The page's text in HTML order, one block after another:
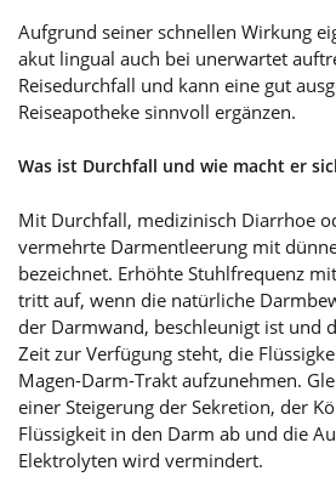
Aufgrund seiner schnellen Wirkung
akut lingual auch bei unerwartet
Reisedurchfall und kann eine gut
Reiseapotheke sinnvoll ergänzen.
Was ist Durchfall und wie macht er
Mit Durchfall, medizinisch Diarrhoe
vermehrte Darmentleerung mit
bezeichnet. Erhöhte Stuhlfrequenz
tritt auf, wenn die natürliche
der Darmwand, beschleunigt ist und
Zeit zur Verfügung steht, die
Magen-Darm-Trakt aufzunehmen.
einer Steigerung der Sekretion, der
Flüssigkeit in den Darm ab und die
Elektrolyten wird vermindert.